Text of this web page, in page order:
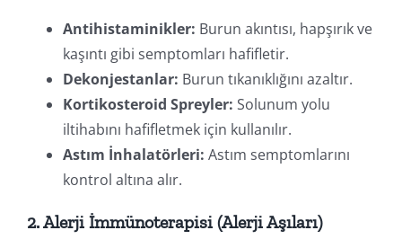
Antihistaminikler: Burun akıntısı, hapşırık ve
kaşıntı gibi semptomları hafifletir.
Dekonjestanlar: Burun tıkanıklığını azaltır.
Kortikosteroid Spreyler: Solunum yolu
iltihabını hafifletmek için kullanılır.
Astım İnhalatörleri: Astım semptomlarını
kontrol altına alır.
2. Alerji İmmünoterapisi (Alerji Aşıları)